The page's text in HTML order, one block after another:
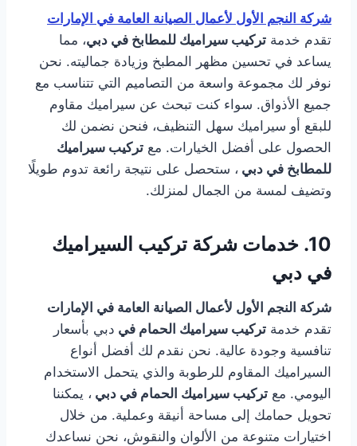
شركة النجم الأول لأعمال الصيانة العامة في الإمارات
تقدم خدمة تركيب سيراميك للمطابخ في دبي، مما
يساعد في تحسين مظهر المطبخ وزيادة جماليته. نحن
نوفر لك مجموعة واسعة من التصاميم التي تتناسب مع
جميع الأذواق. سواء كنت تبحث عن سيراميك مقاوم
للبقع أو سيراميك سهل التنظيف، فنحن نضمن لك
الحصول على أفضل الخيارات. مع تركيب سيراميك
للمطابخ في دبي ، ستحصل على نتيجة رائعة تدوم طويلًا
وتضيف لمسة من الجمال لمنزلك.
10. خدمات شركة تركيب السيراميك
في دبي
شركة النجم الأول لأعمال الصيانة العامة في الإمارات
تقدم خدمة تركيب سيراميك الحمام في دبي بأسعار
تنافسية وجودة عالية. نحن نقدم لك أفضل أنواع
السيراميك المقاوم للرطوبة والذي يتحمل الاستخدام
اليومي. مع تركيب سيراميك الحمام في دبي ، يمكننا
تحويل حمامك إلى مساحة أنيقة وعملية. من خلال
اختيارات متنوعة من الألوان والنقوش، نحن نساعدك